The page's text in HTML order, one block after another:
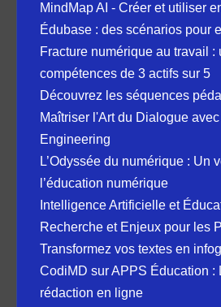
MindMap AI - Créer et utiliser
Édubase : des scénarios pour
Fracture numérique au travail
compétences de 3 actifs sur 5
Découvrez les séquences
Maîtriser l'Art du Dialogue
Engineering
L’Odyssée du numérique :
l’éducation numérique
Intelligence Artificielle et
Recherche et Enjeux pour les
Transformez vos textes en
CodiMD sur APPS Éducation
rédaction en ligne